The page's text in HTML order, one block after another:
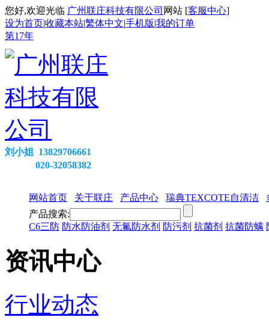
您好,欢迎光临 广州联庄科技有限公司 网站 [客服中心]
设为首页|收藏本站|繁体中文|手机版|我的订单
第17年
刘小姐 13829706661
020-32058382
网站首页 关于联庄 产品中心 瑞典TEXCOTE自清洁
产品搜索:
C6三防 防水防油剂 无氟防水剂 防污剂 抗菌剂 抗菌防螨
资讯中心
行业动态